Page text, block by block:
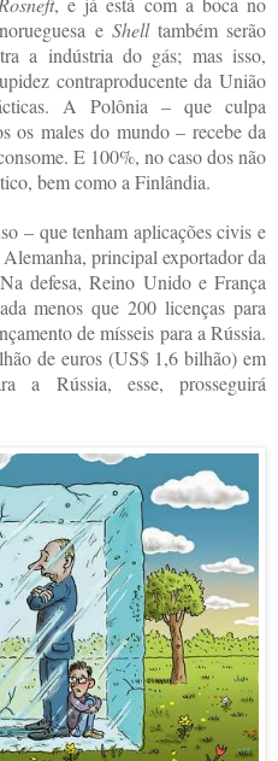
e Shelltambém serão
a indústria do gás; mas isso,
contraproducente da União
A Polônia – que culpa
os males do mundo – recebe da
E 100%, no caso dos não
bem como a Finlândia.
– que tenham aplicações civis e
principal exportador da
defesa, Reino Unido e França
menos que 200 licenças para
de mísseis para a Rússia.
de euros (US$ 1,6 bilhão) em
a Rússia, esse, prosseguirá